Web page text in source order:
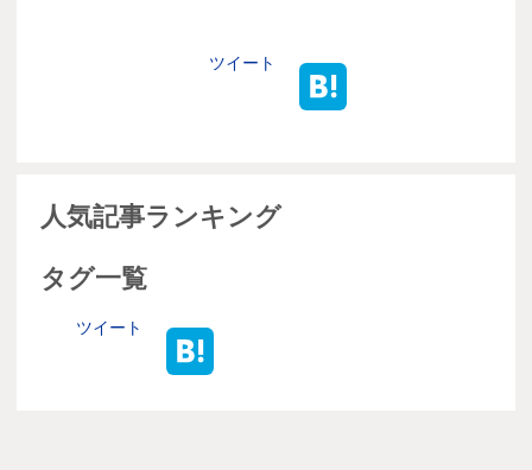
ツイート
人気記事ランキング
タグ一覧
ツイート